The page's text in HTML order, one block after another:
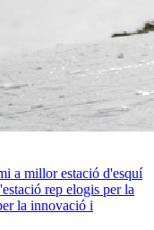
a millor estació d'esquí
rep elogis per la
la innovació i